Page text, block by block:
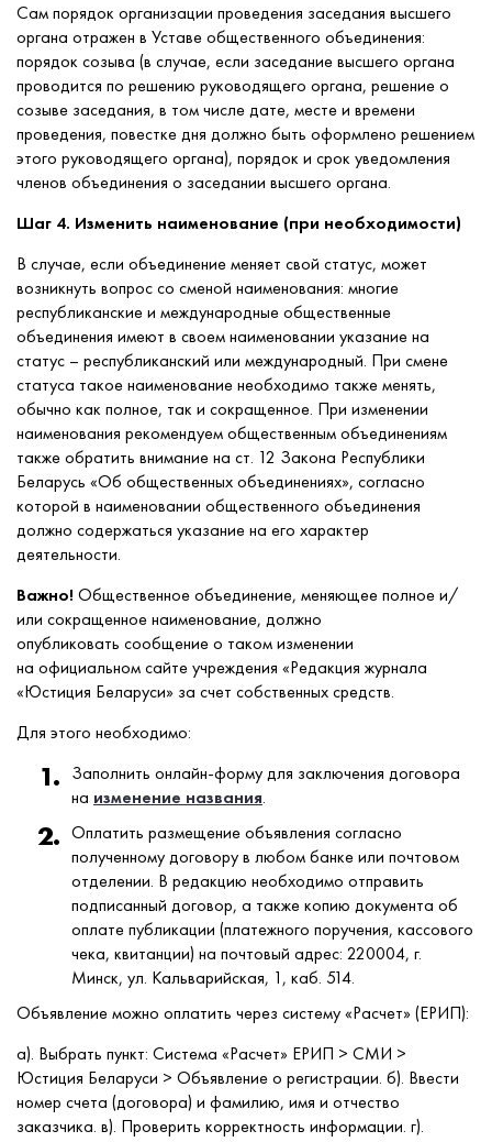
Сам порядок организации проведения заседания высшего
органа отражен в Уставе общественного объединения:
порядок созыва (в случае, если заседание высшего органа
проводится по решению руководящего органа, решение о
созыве заседания, в том числе дате, месте и времени
проведения, повестке дня должно быть оформлено решением
этого руководящего органа), порядок и срок уведомления
членов объединения о заседании высшего органа.
Шаг 4. Изменить наименование (при необходимости)
В случае, если объединение меняет свой статус, может
возникнуть вопрос со сменой наименования: многие
республиканские и международные общественные
объединения имеют в своем наименовании указание на
статус – республиканский или международный. При смене
статуса такое наименование необходимо также менять,
обычно как полное, так и сокращенное. При изменении
наименования рекомендуем общественным объединениям
также обратить внимание на ст. 12 Закона Республики
Беларусь «Об общественных объединениях», согласно
которой в наименовании общественного объединения
должно содержаться указание на его характер
деятельности.
Важно! Общественное объединение, меняющее полное и/
или сокращенное наименование, должно
опубликовать сообщение о таком изменении
на официальном сайте учреждения «Редакция журнала
«Юстиция Беларуси» за счет собственных средств.
Для этого необходимо:
Заполнить онлайн-форму для заключения договора
на изменение названия.
Оплатить размещение объявления согласно
полученному договору в любом банке или почтовом
отделении. В редакцию необходимо отправить
подписанный договор, а также копию документа об
оплате публикации (платежного поручения, кассового
чека, квитанции) на почтовый адрес: 220004, г.
Минск, ул. Кальварийская, 1, каб. 514.
Объявление можно оплатить через систему «Расчет» (ЕРИП):
а). Выбрать пункт: Cистема «Расчет» ЕРИП > СМИ >
Юстиция Беларуси > Объявление о регистрации. б). Ввести
номер счета (договора) и фамилию, имя и отчество
заказчика. в). Проверить корректность информации. г).